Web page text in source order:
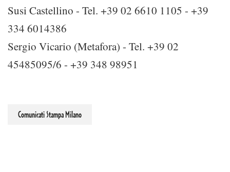
Susi Castellino - Tel. +39 02 6610 1105 - +39
334 6014386
Sergio Vicario (Metafora) - Tel. +39 02
45485095/6 - +39 348 98951
Comunicati Stampa Milano